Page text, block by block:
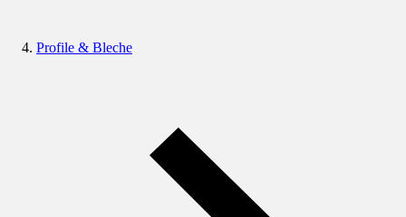
Profile & Bleche